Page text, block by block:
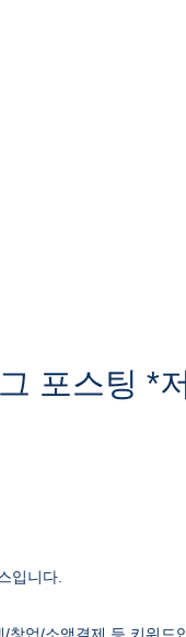
포스팅 *
입니다.